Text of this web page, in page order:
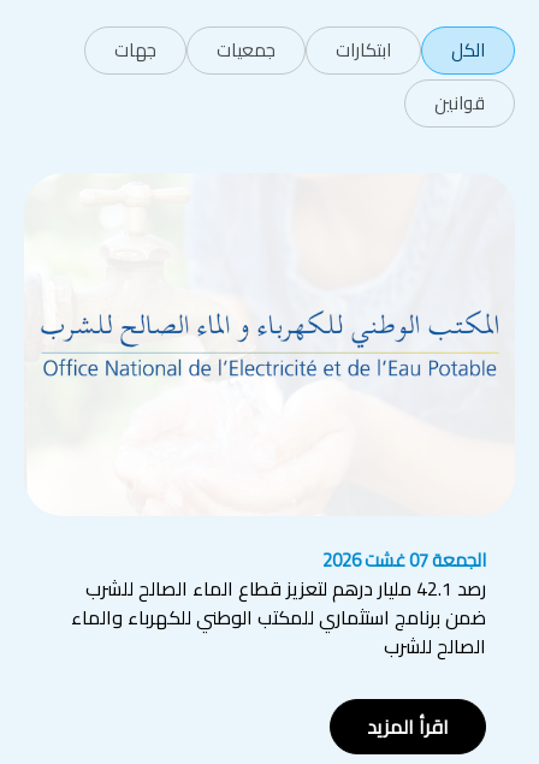
الكل ابتكارات جمعيات
جهات
قوانين
الجمعة 07 غشت 2026
رصد 42.1 مليار درهم لتعزيز قطاع الماء الصالح للشرب
ضمن برنامج استثماري للمكتب الوطني للكهرباء والماء
الصالح للشرب
اقرأ المزيد